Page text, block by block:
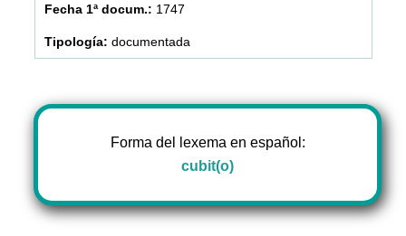
1747
documentada
Forma del lexema en español:
cubit(o)